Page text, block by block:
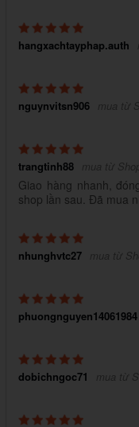
hangxachtayphap.auth
nguynvitsn906 mua từ
trangtinh88 mua từ
Giao hàng nhanh,
shop lần sau. Đã mua
nhunghvtc27 mua từ
phuongnguyen14061984
dobichngoc71 mua từ